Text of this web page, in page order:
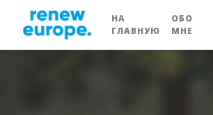
НА
ГЛАВНУЮ
ОБО
МНЕ